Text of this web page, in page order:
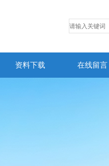
资料下载 在线留言